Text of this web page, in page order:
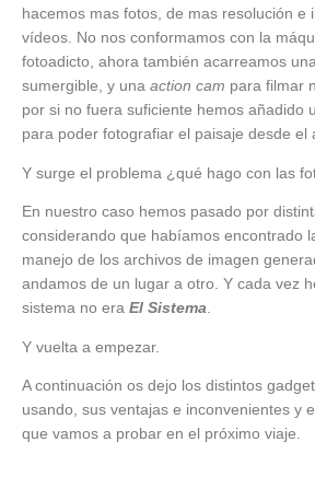
hacemos mas fotos, de mas resolución e
vídeos. No nos conformamos con la
fotoadicto, ahora también acarreamos
sumergible, y una action cam para filmar
por si no fuera suficiente hemos añadido
para poder fotografiar el paisaje desde el
Y surge el problema ¿qué hago con las
En nuestro caso hemos pasado por
considerando que habíamos encontrado
manejo de los archivos de imagen
andamos de un lugar a otro. Y cada vez
sistema no era El Sistema.
Y vuelta a empezar.
A continuación os dejo los distintos
usando, sus ventajas e inconvenientes y
que vamos a probar en el próximo viaje.